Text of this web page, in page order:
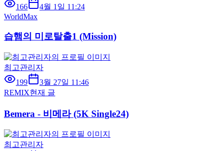
166
4월 1일 11:24
WorldMax
습햄의 미로탈출1 (Mission)
최고관리자
199
3월 27일 11:46
REMIX현재 글
Bemera - 비메라 (5K Single24)
최고관리자